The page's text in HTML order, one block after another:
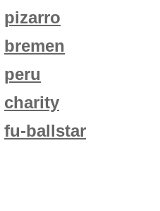
pizarro
bremen
peru
charity
fu-ballstar